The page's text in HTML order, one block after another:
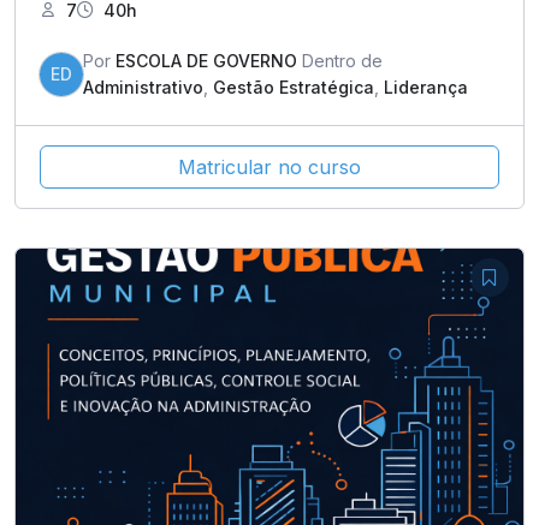
7 40h
ED
Por ESCOLA DE GOVERNO Dentro de
Administrativo Gestão Estratégica Liderança
Matricular no curso